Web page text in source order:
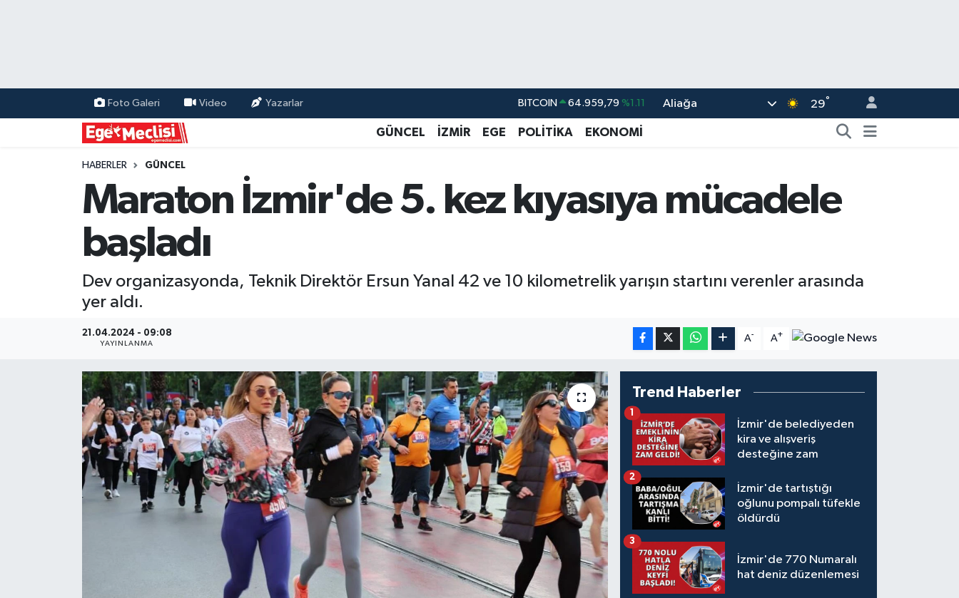
Foto Galeri Video Yazarlar
BITCOIN 64.959,79 %1.11
GRAM ALTIN 6660.55 %0.03
BİST100 13.779 %-14
Aliağa 29°
GÜNCEL İZMİR EGE POLİTİKA EKONOMİ
HABERLER GÜNCEL
Maraton İzmir'de 5. kez kıyasıya mücadele
başladı
Dev organizasyonda, Teknik Direktör Ersun Yanal 42 ve 10 kilometrelik yarışın startını verenler arasında
yer aldı.
21.04.2024 - 09:08
YAYINLANMA
A- A+
Trend Haberler
İzmir'de belediyeden
kira ve alışveriş
desteğine zam
1
İzmir'de tartıştığı
oğlunu pompalı tüfekle
öldürdü
2
İzmir'de 770 Numaralı
hat deniz düzenlemesi
3
EKONOMİ
GÜNCEL
ÖZEL HABER
POLİTİKA
Programlar